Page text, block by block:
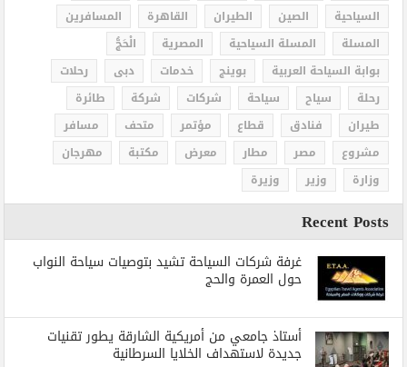
السياحية
الصين الطيران القاهرة
المسافرين
المسلة
المسلة السياحية المصرية
الْحَجُّ
بوابة السياحة العربية
بوينج خدمات دبى
رحلات
رحلة
سياح سياحة شركات شركة
طائرة
طيران
فنادق قطاع مؤتمر متحف
مسافر
مشروع
مصر مطار معرض مكتبة
مهرجان
وزارة
وزير وزيرة
Recent Posts
غرفة شركات السياحة تشيد بتوصيات سياحة النواب
حول العمرة والحج
أستاذ جامعي من أمريكية الشارقة يطور تقنيات
جديدة لاستهداف الخلايا السرطانية